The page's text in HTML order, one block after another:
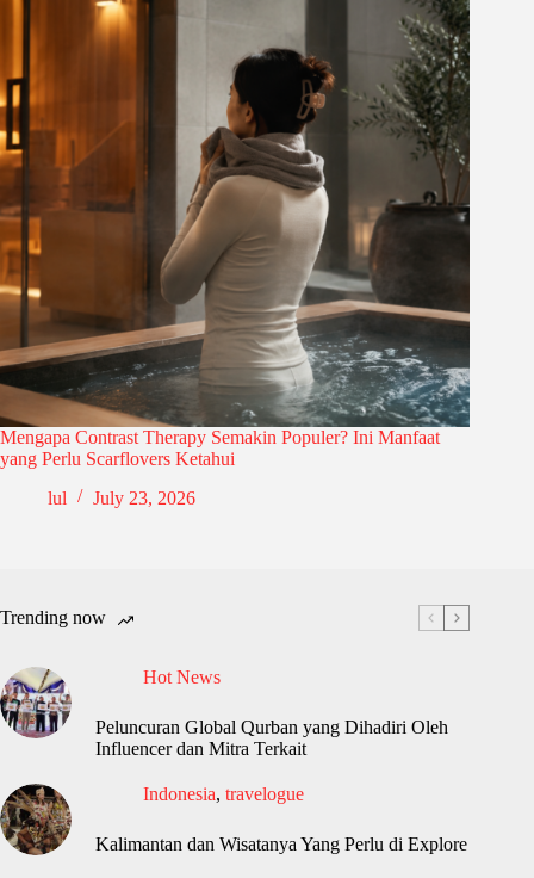
Mengapa Contrast Therapy Semakin Populer? Ini Manfaat
yang Perlu Scarflovers Ketahui
lul
July 23, 2026
Trending now
Hot News
Peluncuran Global Qurban yang Dihadiri Oleh
Influencer dan Mitra Terkait
Indonesia, travelogue
Kalimantan dan Wisatanya Yang Perlu di Explore